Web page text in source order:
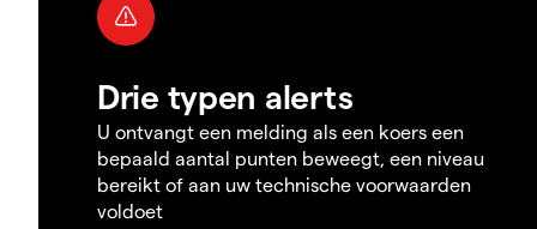
Drie typen alerts
U ontvangt een melding als een koers een
bepaald aantal punten beweegt, een niveau
bereikt of aan uw technische voorwaarden
voldoet